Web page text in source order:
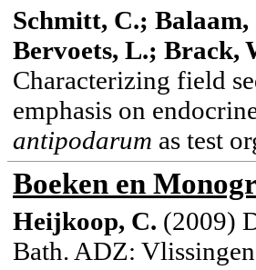
Schmitt, C.;
Bervoets, L.; Brack,
Characterizing field
emphasis on
antipodarum as test
Boeken en
Heijkoop, C. (2009)
Bath. ADZ: